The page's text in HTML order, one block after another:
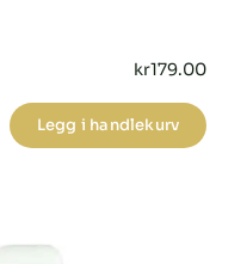
kr179.00
Legg i handlekurv